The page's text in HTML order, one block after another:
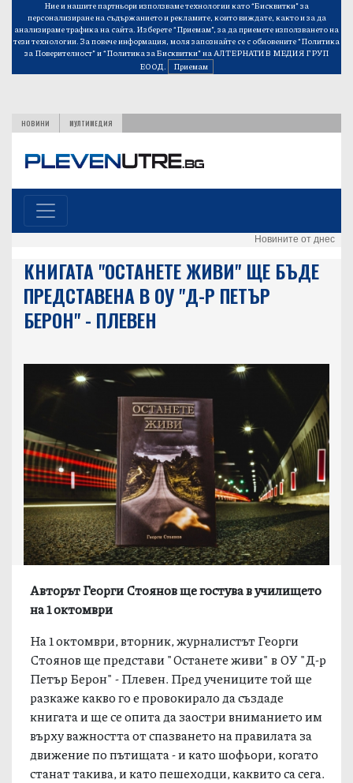
Ние и нашите партньори използваме технологии като “Бисквитки” за
персонализиране на съдържанието и рекламите, които виждате, както и за да
анализираме трафика на сайта. Изберете “Приемам”, за да приемете използването на
тези технологии. За повече информация, моля запознайте се с обновените“Политика
за Поверителност”и“Политика за Бисквитки”на АЛТЕРНАТИВ МЕДИЯ ГРУП
ЕООД.
Приемам
НОВИНИ МУЛТИМЕДИЯ
Новините от днес
КНИГАТА "ОСТАНЕТЕ ЖИВИ" ЩЕ БЪДЕ
ПРЕДСТАВЕНА В ОУ "Д-Р ПЕТЪР
БЕРОН" - ПЛЕВЕН
Aвторът Георги Стоянов ще гостува в училището
на 1 октомври
На 1 октомври, вторник, журналистът Георги
Стоянов ще представи "Останете живи" в ОУ "Д-р
Петър Берон" - Плевен. Пред учениците той ще
разкаже какво го е провокирало да създаде
книгата и ще се опита да заостри вниманието им
върху важността от спазването на правилата за
движение по пътищата - и като шофьори, когато
станат такива, и като пешеходци, каквито са сега.